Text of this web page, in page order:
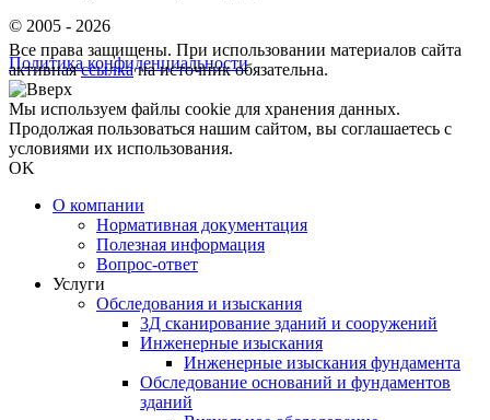
© 2005 - 2026
Политика конфиденциальности
Все права защищены. При использовании материалов сайта
активнаяссылкана источник обязательна.
Мы используем файлы cookie для хранения данных.
Продолжая пользоваться нашим сайтом, вы соглашаетесь с
условиями их использования.
OK
О компании
Нормативная документация
Полезная информация
Вопрос-ответ
Услуги
Обследования и изыскания
3Д сканирование зданий и сооружений
Инженерные изыскания
Инженерные изыскания фундамента
Обследование оснований и фундаментов
зданий